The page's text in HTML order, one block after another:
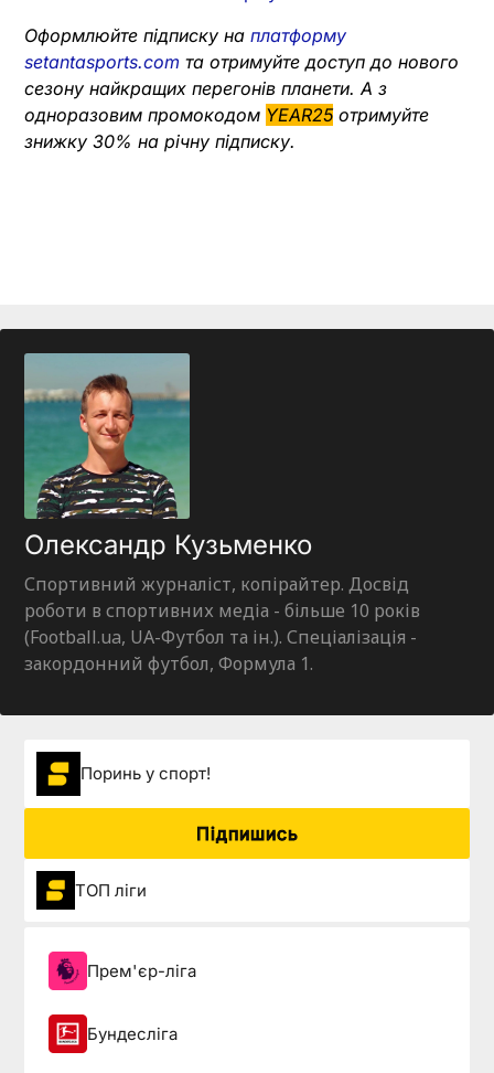
Оформлюйте підписку на платформу
setantasports.com та отримуйте доступ до нового
сезону найкращих перегонів планети. А з
одноразовим промокодом YEAR25отримуйте
знижку 30% на річну підписку.
Олександр Кузьменко
Спортивний журналіст, копірайтер. Досвід
роботи в спортивних медіа - більше 10 років
(Football.ua, UA-Футбол та ін.). Спеціалізація -
закордонний футбол, Формула 1.
Поринь у спорт!
Підпишись
ТОП ліги
Прем'єр-ліга
Бундесліга